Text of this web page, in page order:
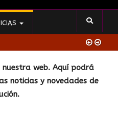
nuestra web. Aquí podrá
noticias y novedades de